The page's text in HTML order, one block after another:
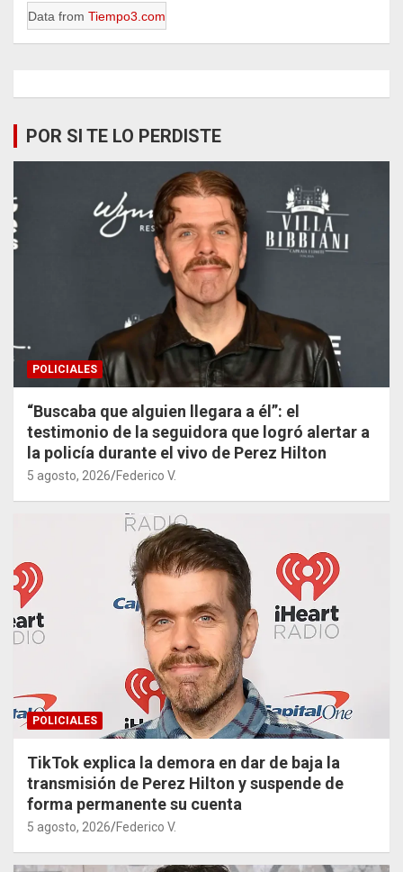
Data from Tiempo3.com
POR SI TE LO PERDISTE
POLICIALES
“Buscaba que alguien llegara a él”: el
testimonio de la seguidora que logró alertar a
la policía durante el vivo de Perez Hilton
5 agosto, 2026 Federico V.
POLICIALES
TikTok explica la demora en dar de baja la
transmisión de Perez Hilton y suspende de
forma permanente su cuenta
5 agosto, 2026 Federico V.